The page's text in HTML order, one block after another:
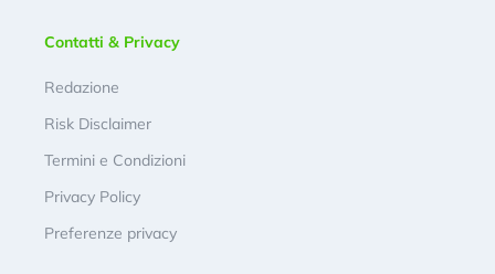
Contatti & Privacy
Redazione
Risk Disclaimer
Termini e Condizioni
Privacy Policy
Preferenze privacy